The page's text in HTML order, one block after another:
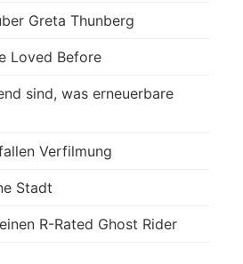
Greta Thunberg
Loved Before
sind, was erneuerbare
Verfilmung
Stadt
R-Rated Ghost Rider